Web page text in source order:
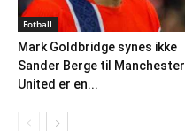
Fotball
Mark Goldbridge synes ikke
Sander Berge til Manchester
United er en...